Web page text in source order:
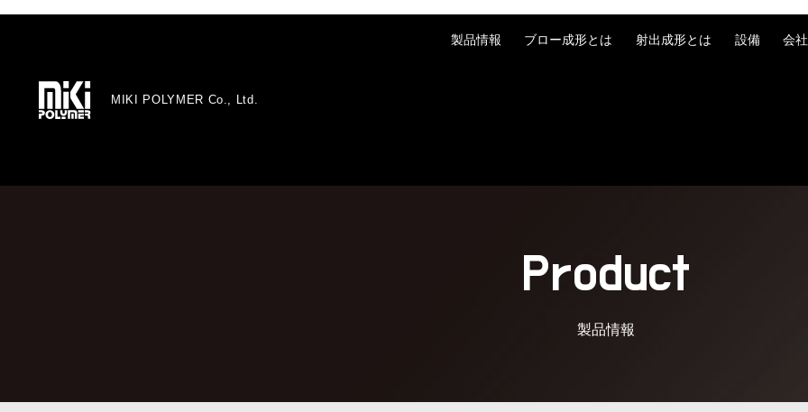
MIKI POLYMER Co., Ltd.
製品情報 ブロー成形とは 射出成形とは 設備 会
Product
製品情報